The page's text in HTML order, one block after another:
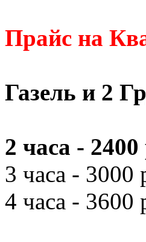
Прайс на
Газель и 2
2 часа - 2400
3 часа - 3000
4 часа - 3600